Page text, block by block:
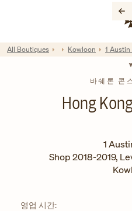
Return to Nav
바쉐론 콘
Hong
1
Shop 2018-2019,
영업 시간:
All Boutiques Kowloon 1 Austin